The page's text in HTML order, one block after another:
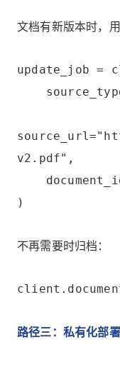
文档有新版本时，
update_job =
v2.pdf",
)
不再需要时归档：
路径三：私有化部